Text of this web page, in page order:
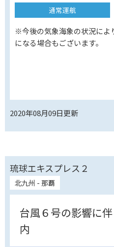
通常運航
※今後の気象海象の状況によ
になる場合もございます。
2020年08月09日更新
琉球エキスプレス２
北九州 - 那覇
台風６号の影響に
内